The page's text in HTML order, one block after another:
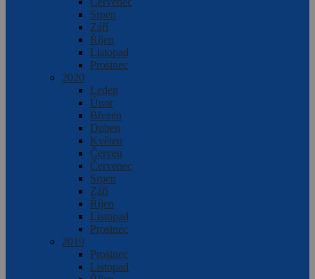
Srpen
Září
Říjen
Listopad
Prosinec
2020
Leden
Únor
Březen
Duben
Květen
Červen
Červenec
Srpen
Září
Říjen
Listopad
Prosinec
2019
Prosinec
Listopad